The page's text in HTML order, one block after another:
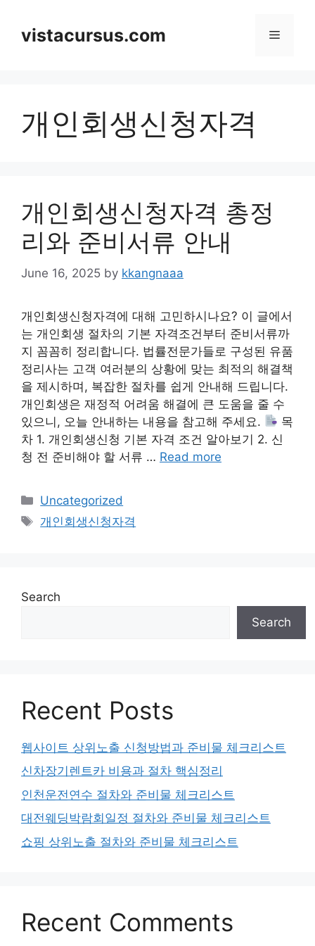
contentvistacursus.com Menu
개인회생신청자격
개인회생신청자격 총정
리와 준비서류 안내
June 16, 2025 by kkangnaaa
개인회생신청자격에 대해 고민하시나요? 이 글에서
는 개인회생 절차의 기본 자격조건부터 준비서류까
지 꼼꼼히 정리합니다. 법률전문가들로 구성된 유품
정리사는 고객 여러분의 상황에 맞는 최적의 해결책
을 제시하며, 복잡한 절차를 쉽게 안내해 드립니다.
개인회생은 재정적 어려움 해결에 큰 도움을 줄 수
있으니, 오늘 안내하는 내용을 참고해 주세요.
목
차 1. 개인회생신청 기본 자격 조건 알아보기 2. 신
청 전 준비해야 할 서류 … Read more
Categories
Uncategorized
Tags
개인회생신청자격
Search
Search
Recent Posts
웹사이트 상위노출 신청방법과 준비물 체크리스트
신차장기렌트카 비용과 절차 핵심정리
인천운전연수 절차와 준비물 체크리스트
대전웨딩박람회일정 절차와 준비물 체크리스트
쇼핑 상위노출 절차와 준비물 체크리스트
Recent Comments